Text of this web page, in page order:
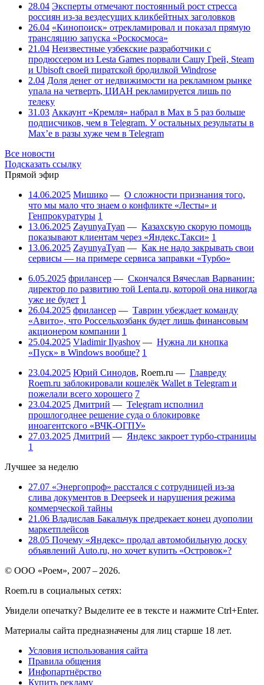
28.04 Эксперты отмечают постоянный рост стресса
россиян из-за вездесущих кликбейтных заголовков
26.04 «Кинопоиск» отрекламировал и показал прямую
трансляцию запуска «Роскосмоса»
21.04 Неизвестные узбекские разработчики с
продюссером из Lesta Games порвали Сашу Грей, Steam
и Ubisoft своей пиратской бродилкой Windrose
2.04 Доля денег от недвижимости на рекламном рынке
упала на четверть, ЦИАН рекламируется лишь по
телеку
31.03 Аккаунт «Кремля» набрал в Max в 5 раз больше
подписчиков, чем в Telegram. У остальных результаты в
Max’е в разы хуже чем в Telegram
Все новости
Подсказать ссылку
Прямой эфир
14.06.2025 Мишико — О сложности признания того,
что мы мало что знаем о конфликте «Лесты» и
Генпрокуратуры 1
13.06.2025 ZayunyaTyan — Казахскую скорую помощь
показывают клиентам через «Яндекс.Такси» 1
13.06.2025 ZayunyaTyan — Как не надо закрывать свои
сервисы — на примере сервиса заправки «Турбо»
6.05.2025 фрилансер — Скончался Вячеслав Варванин:
директор по развитию той Lenta.ru, которой она никогда
уже не будет 1
26.04.2025 фрилансер — Таврин убеждает команду
«Авито», что Россельхозбанк будет лишь финансовым
акционером компании 1
25.04.2025 Vladimir Ilyashov — Нужна ли кнопка
«Пуск» в Windows вообще? 1
23.04.2025 Юрий Синодов, Roem.ru — Главреду
Roem.ru заблокировали кошелёк Wallet в Telegram и
пожелали всего хорошего 7
23.04.2025 Дмитрий — Telegram исполнил
прошлогоднее решение суда о блокировке
иноагентского «ВЧК-ОГПУ»
27.03.2025 Дмитрий — Яндекс закроет турбо-страницы
1
Лучшее за неделю
27.07 «Энергопроф» расстался с сотрудницей из-за
слива документов в Deepseek и нарушения режима
коммерческой тайны
21.06 Владислав Бакальчук предрекает конец дуополии
маркетплейсов
28.05 Почему «Яндекс» продал автомобильную доску
объявлений Auto.ru, но хочет купить «Островок»?
© ООО «Роем», 2007 – 2026.
Roem.ru в социальных сетях:
Увидели опечатку? Выделите ее в тексте и нажмите Ctrl+Enter.
Материалы сайта предназначены для лиц старше 18 лет.
Условия использования сайта
Правила общения
Инфопартнёрство
Купить рекламу